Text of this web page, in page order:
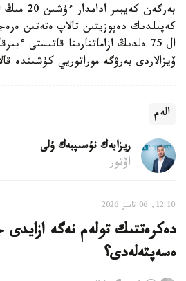
بەرگەن
كەپىلدىك دەپوزيتىن تالاپ ەتەتىن
ال 75 ەلدىڭ ازاماتتارىنا قاتىستى
ۆيزالاردى بەرۋگە موراتوريي كۇشىندە
الەم
ريزابەك نۇسىپبەك ۇلى
اۆتور
12:10, 06 تامىز 2026
دەكرەتتىك تولەم نەگە
ەسەپتەلەدى؟